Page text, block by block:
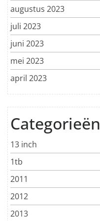
augustus 2023
juli 2023
juni 2023
mei 2023
april 2023
Categorieën
13 inch
1tb
2011
2012
2013